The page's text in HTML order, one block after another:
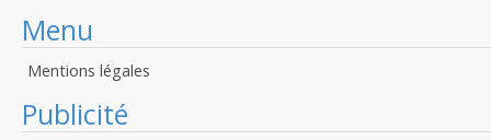
Menu
Mentions légales
Publicité